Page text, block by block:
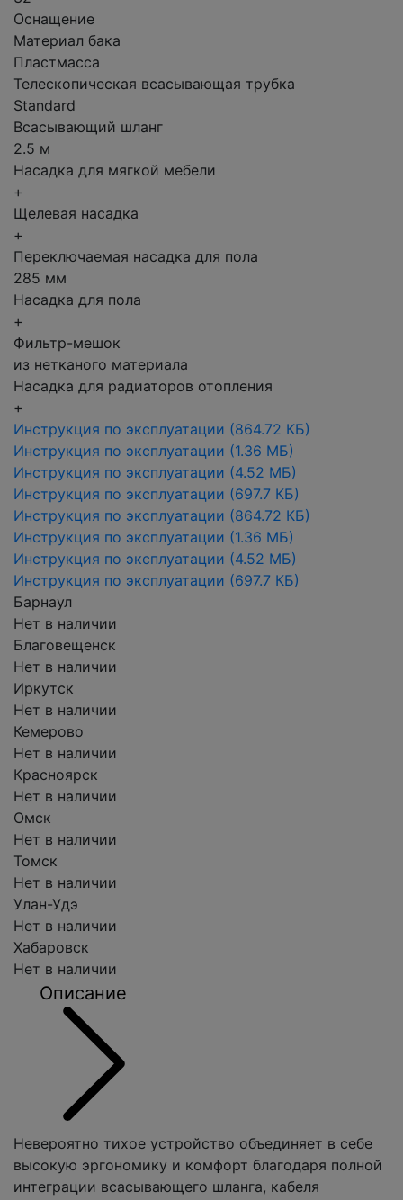
Оснащение
Материал бака
Пластмасса
Телескопическая всасывающая трубка
Standard
Всасывающий шланг
2.5 м
Насадка для мягкой мебели
+
Щелевая насадка
+
Переключаемая насадка для пола
285 мм
Насадка для пола
+
Фильтр-мешок
из нетканого материала
Насадка для радиаторов отопления
+
Инструкция по эксплуатации (864.72 КБ)
Инструкция по эксплуатации (1.36 МБ)
Инструкция по эксплуатации (4.52 МБ)
Инструкция по эксплуатации (697.7 КБ)
Инструкция по эксплуатации (864.72 КБ)
Инструкция по эксплуатации (1.36 МБ)
Инструкция по эксплуатации (4.52 МБ)
Инструкция по эксплуатации (697.7 КБ)
Барнаул
Нет в наличии
Благовещенск
Нет в наличии
Иркутск
Нет в наличии
Кемерово
Нет в наличии
Красноярск
Нет в наличии
Омск
Нет в наличии
Томск
Нет в наличии
Улан-Удэ
Нет в наличии
Хабаровск
Нет в наличии
Описание
Невероятно тихое устройство объединяет в себе
высокую эргономику и комфорт благодаря полной
интеграции всасывающего шланга, кабеля